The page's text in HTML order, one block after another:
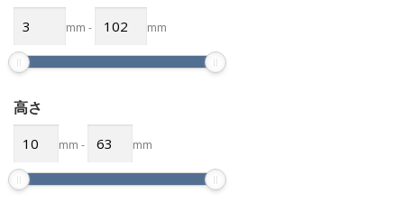
mm - mm
高さ
mm - mm